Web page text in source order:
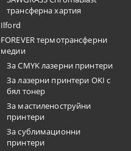
трансферна хартия
Ilford
FOREVER термотрансферни
медии
За CMYK лазерни принтери
За лазерни принтери OKI с
бял тонер
За мастиленоструйни
принтери
За сублимационни
принтери